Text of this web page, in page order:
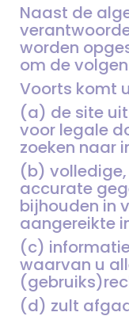
Naast de
worden
om de
Voorts komt
(a) de site
voor legale
zoeken naar
(b)
accurate
bijhouden in
aangereikte
(c)
waarvan u
(d) zult